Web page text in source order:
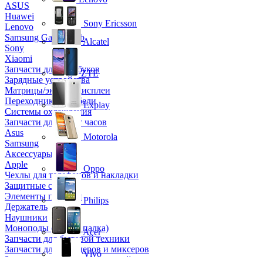
ASUS
Huawei
Lenovo
Samsung Galaxy Tab
Sony
Xiaomi
Запчасти для ноутбуков
Зарядные устройства
Матрицы/экраны/дисплеи
Переходники и кабели
Системы охлаждения
Запчасти для смарт часов
Asus
Samsung
Аксессуары
Apple
Чехлы для телефонов и накладки
Защитные стекла
Элементы питания
Держатель
Наушники
Моноподы (Селфи палка)
Запчасти для бытовой техники
Запчасти для блендеров и миксеров
Sony Ericsson
Alcatel
ZTE
Explay
Motorola
Oppo
Philips
Acer
Vivo